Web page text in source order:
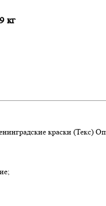
кг
краски (Текс)